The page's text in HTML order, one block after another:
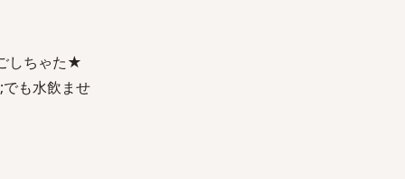
しちゃた★
も水飲ませ